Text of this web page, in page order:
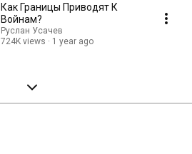
Как Границы Приводят К
Войнам?
Руслан Усачев
724K views
1 year ago